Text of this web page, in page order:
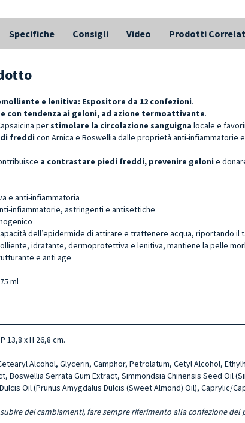
Specifiche Consigli Video Prodotti
e lenitiva: Espositore da 12 confezioni.
con tendenza ai geloni, ad azione termoattivante.
perstimolare la circolazione sanguigna locale e
freddi con Arnica e Boswellia dalle proprietà anti-infiammatorie
a contrastare piedi freddi, prevenire geloni e
e anti-infiammatoria
infiammatorie, astringenti e antisettiche
dell’epidermide di attirare e trattenere acqua, riportando il
idratante, dermoprotettiva e lenitiva, mantiene la pelle
e anti age
ml
13,8 x H 26,8 cm.
Alcohol, Glycerin, Cam­phor, Petrolatum, Cetyl Alcohol,
Boswellia Serrata Gum Extract, Simmondsia Chinensis Seed Oil
Oil (Prunus Amygdalus Dul­cis (Sweet Almond) Oil),
dei cambiamenti, fare sempre riferimento alla confezione